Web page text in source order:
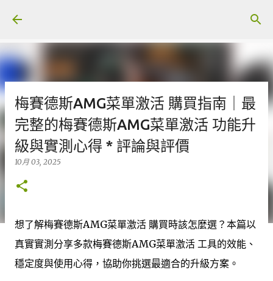
梅賽德斯AMG菜單激活 購買指南｜最
完整的梅賽德斯AMG菜單激活 功能升
級與實測心得 * 評論與評價
10月 03, 2025
想了解梅賽德斯AMG菜單激活 購買時該怎麼選？本篇以
真實實測分享多款梅賽德斯AMG菜單激活 工具的效能、
穩定度與使用心得，協助你挑選最適合的升級方案。